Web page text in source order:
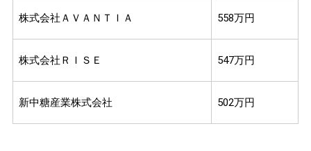
株式会社ＡＶＡＮＴＩＡ 558万円
株式会社ＲＩＳＥ 547万円
新中糖産業株式会社 502万円